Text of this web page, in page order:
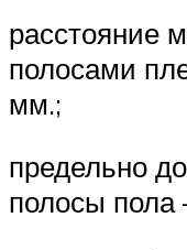
расстояние
полосами
мм.;
предельно
полосы